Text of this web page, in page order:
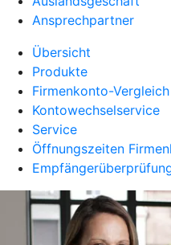
Ansprechpartner
Übersicht
Produkte
Firmenkonto-Vergleich
Kontowechselservice
Service
Öffnungszeiten